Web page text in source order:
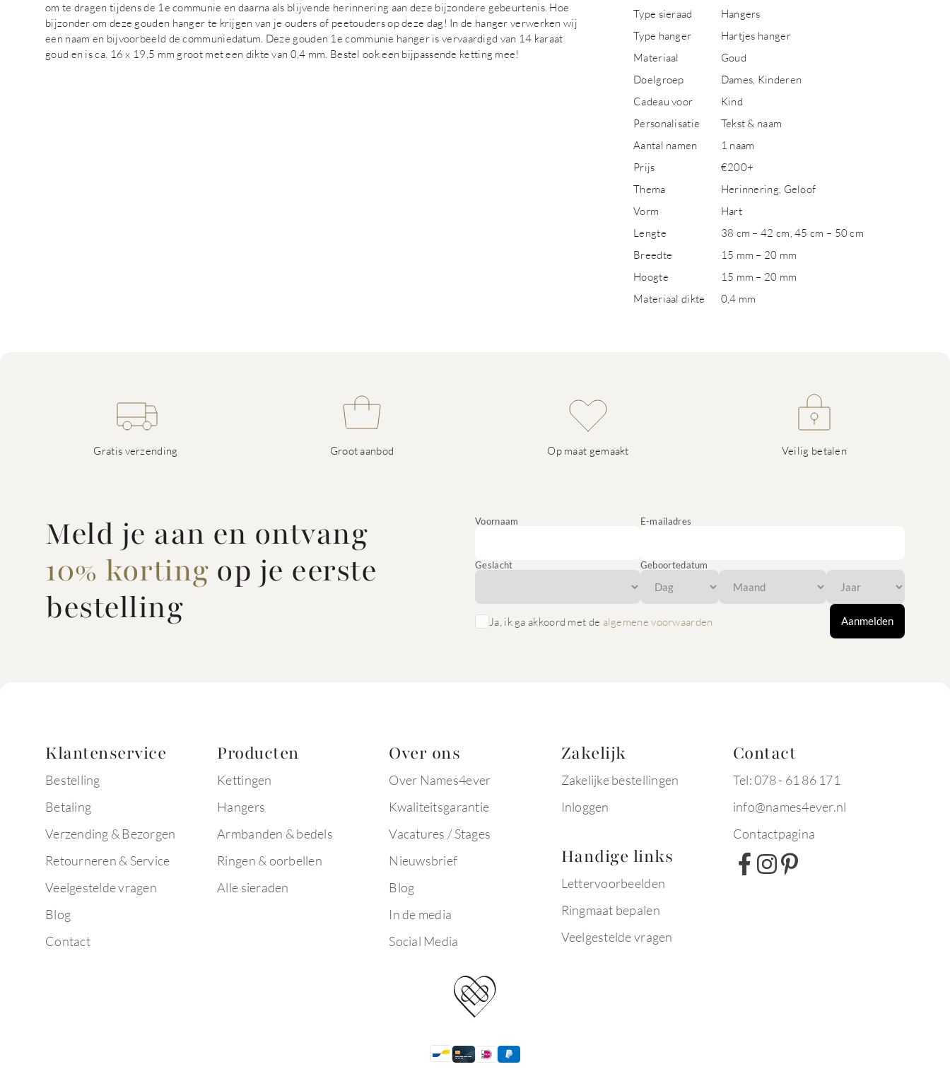
om te dragen tijdens de 1e communie en daarna als blijvende herinnering aan deze bijzondere gebeurtenis. Hoe
bijzonder om deze gouden hanger te krijgen van je ouders of peetouders op deze dag! In de hanger verwerken wij
een naam en bijvoorbeeld de communiedatum. Deze gouden 1e communie hanger is vervaardigd van 14 karaat
goud en is ca. 16 x 19,5 mm groot met een dikte van 0,4 mm. Bestel ook een bijpassende ketting mee!
Type sieraad
Hangers
Type hanger
Hartjes hanger
Materiaal
Goud
Doelgroep
Dames, Kinderen
Cadeau voor
Kind
Personalisatie
Tekst & naam
Aantal namen
1 naam
Prijs
€200+
Thema
Herinnering, Geloof
Vorm
Hart
Lengte
38 cm – 42 cm, 45 cm – 50 cm
Breedte
15 mm – 20 mm
Hoogte
15 mm – 20 mm
Materiaal dikte
0,4 mm
Gratis verzending Groot aanbod Op maat gemaakt Veilig betalen
Meld je aan en ontvang
10% korting op je eerste
bestelling
Voornaam E-mailadres
Geslacht Geboortedatum
Ja, ik ga akkoord met de algemene voorwaarden Aanmelden
Klantenservice
Bestelling
Betaling
Verzending & Bezorgen
Retourneren & Service
Veelgestelde vragen
Blog
Contact
Producten
Kettingen
Hangers
Armbanden & bedels
Ringen & oorbellen
Alle sieraden
Over ons
Over Names4ever
Kwaliteitsgarantie
Vacatures / Stages
Nieuwsbrief
Blog
In de media
Social Media
Zakelijk
Zakelijke bestellingen
Inloggen
Handige links
Lettervoorbeelden
Ringmaat bepalen
Veelgestelde vragen
Contact
Tel: 078 - 61 86 171
info@names4ever.nl
Contactpagina